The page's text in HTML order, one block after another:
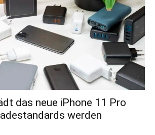
das neue iPhone 11 Pro
werden